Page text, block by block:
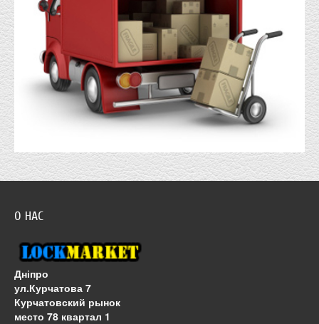
О НАС
Дніпро
ул.Курчатова 7
Курчатовский рынок
место 78 квартал 1